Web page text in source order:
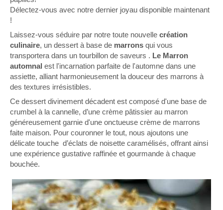
Délectez-vous avec notre dernier joyau disponible maintenant
!
Laissez-vous séduire par notre toute nouvelle création
culinaire, un dessert à base de marrons qui vous
transportera dans un tourbillon de saveurs . Le Marron
automnal est l'incarnation parfaite de l'automne dans une
assiette, alliant harmonieusement la douceur des marrons à
des textures irrésistibles.
Ce dessert divinement décadent est composé d'une base de
crumbel à la cannelle, d’une crème pâtissier au marron
généreusement garnie d'une onctueuse crème de marrons
faite maison. Pour couronner le tout, nous ajoutons une
délicate touche d’éclats de noisette caramélisés, offrant ainsi
une expérience gustative raffinée et gourmande à chaque
bouchée.